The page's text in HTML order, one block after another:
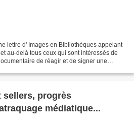
lettre d' Images en Bibliothèques appelant
au-delà tous ceux qui sont intéressés de
de réagir et de signer une
sellers, progrès
médiatique...